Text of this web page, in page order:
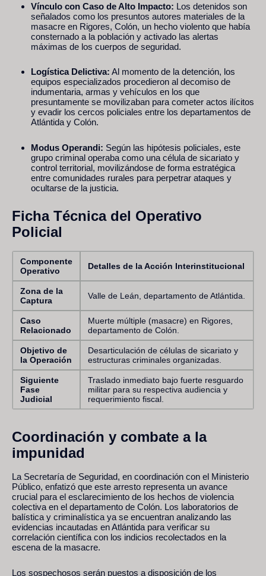
Vínculo con Caso de Alto Impacto: Los detenidos son
señalados como los presuntos autores materiales de la
masacre en Rigores, Colón, un hecho violento que había
consternado a la población y activado las alertas
máximas de los cuerpos de seguridad.
Logística Delictiva: Al momento de la detención, los
equipos especializados procedieron al decomiso de
indumentaria, armas y vehículos en los que
presuntamente se movilizaban para cometer actos ilícitos
y evadir los cercos policiales entre los departamentos de
Atlántida y Colón.
Modus Operandi: Según las hipótesis policiales, este
grupo criminal operaba como una célula de sicariato y
control territorial, movilizándose de forma estratégica
entre comunidades rurales para perpetrar ataques y
ocultarse de la justicia.
Ficha Técnica del Operativo
Policial
Componente
Operativo
Detalles de la Acción Interinstitucional
Zona de la
Captura
Valle de Leán, departamento de Atlántida.
Caso
Relacionado
Muerte múltiple (masacre) en Rigores,
departamento de Colón.
Objetivo de
la Operación
Desarticulación de células de sicariato y
estructuras criminales organizadas.
Siguiente
Fase
Judicial
Traslado inmediato bajo fuerte resguardo
militar para su respectiva audiencia y
requerimiento fiscal.
Coordinación y combate a la
impunidad
La Secretaría de Seguridad, en coordinación con el Ministerio
Público, enfatizó que este arresto representa un avance
crucial para el esclarecimiento de los hechos de violencia
colectiva en el departamento de Colón. Los laboratorios de
balística y criminalística ya se encuentran analizando las
evidencias incautadas en Atlántida para verificar su
correlación científica con los indicios recolectados en la
escena de la masacre.
Los sospechosos serán puestos a disposición de los